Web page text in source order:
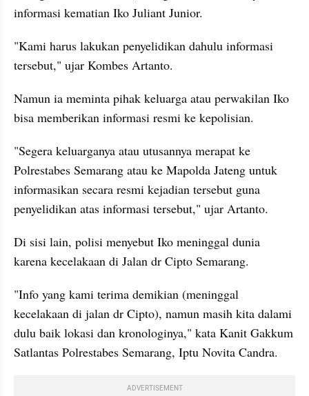
informasi kematian Iko Juliant Junior.
"Kami harus lakukan penyelidikan dahulu informasi
tersebut," ujar Kombes Artanto.
Namun ia meminta pihak keluarga atau perwakilan Iko
bisa memberikan informasi resmi ke kepolisian.
"Segera keluarganya atau utusannya merapat ke
Polrestabes Semarang atau ke Mapolda Jateng untuk
informasikan secara resmi kejadian tersebut guna
penyelidikan atas informasi tersebut," ujar Artanto.
Di sisi lain, polisi menyebut Iko meninggal dunia
karena kecelakaan di Jalan dr Cipto Semarang.
"Info yang kami terima demikian (meninggal
kecelakaan di jalan dr Cipto), namun masih kita dalami
dulu baik lokasi dan kronologinya," kata Kanit Gakkum
Satlantas Polrestabes Semarang, Iptu Novita Candra.
ADVERTISEMENT